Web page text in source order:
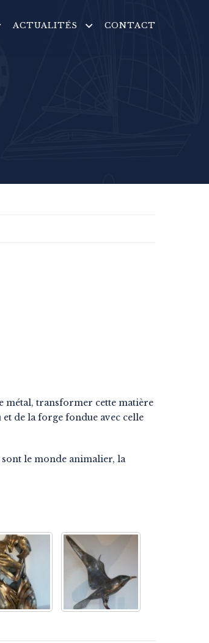
ACTUALITÉS CONTACT
métal, transformer cette matière
et de la forge fondue avec celle
le monde animalier, la